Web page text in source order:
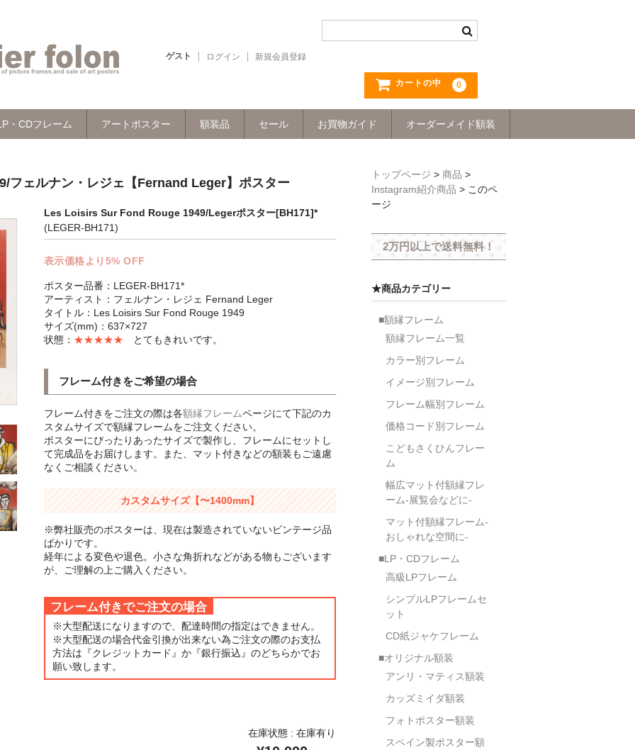
ゲスト ログイン 新規会員登録
カートの中 0
・CDフレーム アートポスター 額装品 セール お買物ガイド オーダーメイド額装
ェルナン・レジェ【Fernand Leger】ポスター
Les Loisirs Sur Fond Rouge 1949/Legerポスター[BH171]*
(LEGER-BH171)
表示価格より5% OFF
ポスター品番：LEGER-BH171*
アーティスト：フェルナン・レジェ Fernand Leger
タイトル：Les Loisirs Sur Fond Rouge 1949
サイズ(mm)：637×727
状態： ★★★★★ とてもきれいです。
フレーム付きをご希望の場合
フレーム付きをご注文の際は各額縁フレームページにて下記のカ
スタムサイズで額縁フレームをご注文ください。
ポスターにぴったりあったサイズで製作し、フレームにセットし
て完成品をお届けします。また、マット付きなどの額装もご遠慮
なくご相談ください。
カスタムサイズ【〜1400mm】
※弊社販売のポスターは、現在は製造されていないビンテージ品
ばかりです。
経年による変色や退色。小さな角折れなどがある物もございます
が、ご理解の上ご購入ください。
フレーム付きでご注文の場合
※大型配送になりますので、配達時間の指定はできません。
※大型配送の場合代金引換が出来ない為ご注文の際のお支払
方法は『クレジットカード』か『銀行振込』のどちらかでお
願い致します。
在庫状態 : 在庫有り
トップページ > 商品 >
Instagram紹介商品 > このペ
ージ
2万円以上で送料無料！
★商品カテゴリー
■額縁フレーム
額縁フレーム一覧
カラー別フレーム
イメージ別フレーム
フレーム幅別フレーム
価格コード別フレーム
こどもさくひんフレー
ム
幅広マット付額縁フレ
ーム-展覧会などに-
マット付額縁フレーム-
おしゃれな空間に-
■LP・CDフレーム
高級LPフレーム
シンプルLPフレームセ
ット
CD紙ジャケフレーム
■オリジナル額装
アンリ・マティス額装
カッズミイダ額装
フォトポスター額装
スペイン製ポスター額